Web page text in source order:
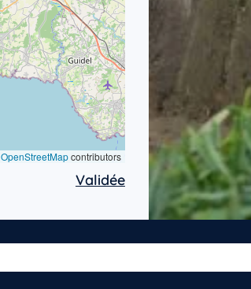
OpenStreetMapcontributors
Validée